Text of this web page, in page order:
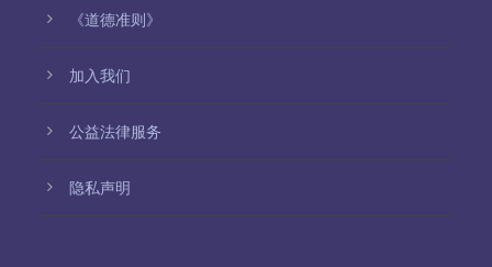
《道德准则》
加入我们
公益法律服务
隐私声明